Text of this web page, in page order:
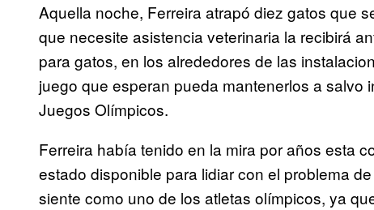
Aquella noche, Ferreira atrapó diez gatos que
que necesite asistencia veterinaria la recibirá
para gatos, en los alrededores de las
juego que esperan pueda mantenerlos a
Juegos Olímpicos.
Ferreira había tenido en la mira por años esta
estado disponible para lidiar con el problema
siente como uno de los atletas olímpicos, ya